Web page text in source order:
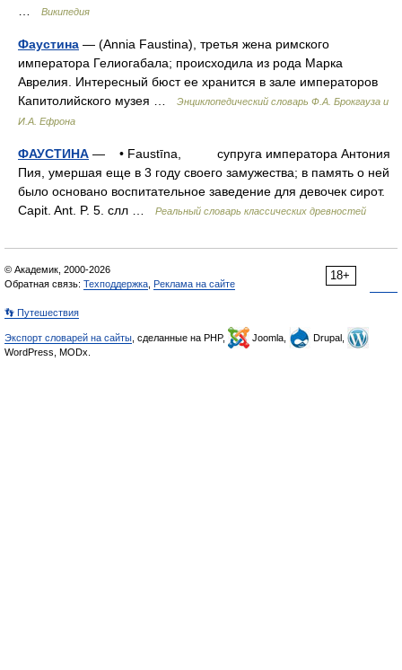
Википедия
Фаустина — (Annia Faustina), третья жена римского
императора Гелиогабала; происходила из рода Марка
Аврелия. Интересный бюст ее хранится в зале императоров
Капитолийского музея …
Энциклопедический словарь Ф.А. Брокгауза и
И.А. Ефрона
ФАУСТИНА — • Faustīna, супруга императора Антония
Пия, умершая еще в 3 году своего замужества; в память о ней
было основано воспитательное заведение для девочек сирот.
Capit. Ant. P. 5. слл …
Реальный словарь классических древностей
18+
© Академик, 2000-2026
Обратная связь: Техподдержка Реклама на сайте
👣 Путешествия
Экспорт словарей на сайты , сделанные на PHP, Joomla,
Drupal,
WordPress, MODx.